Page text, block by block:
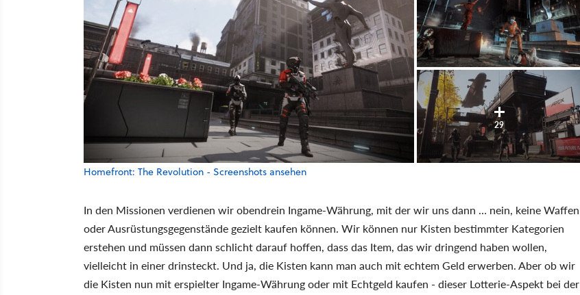
29
Homefront: The Revolution - Screenshots ansehen
In den Missionen verdienen wir obendrein Ingame-Währung, mit der wir uns dann … nein, keine Waffen
oder Ausrüstungsgegenstände gezielt kaufen können. Wir können nur Kisten bestimmter Kategorien
erstehen und müssen dann schlicht darauf hoffen, dass das Item, das wir dringend haben wollen,
vielleicht in einer drinsteckt. Und ja, die Kisten kann man auch mit echtem Geld erwerben. Aber ob wir
die Kisten nun mit erspielter Ingame-Währung oder mit Echtgeld kaufen - dieser Lotterie-Aspekt bei der